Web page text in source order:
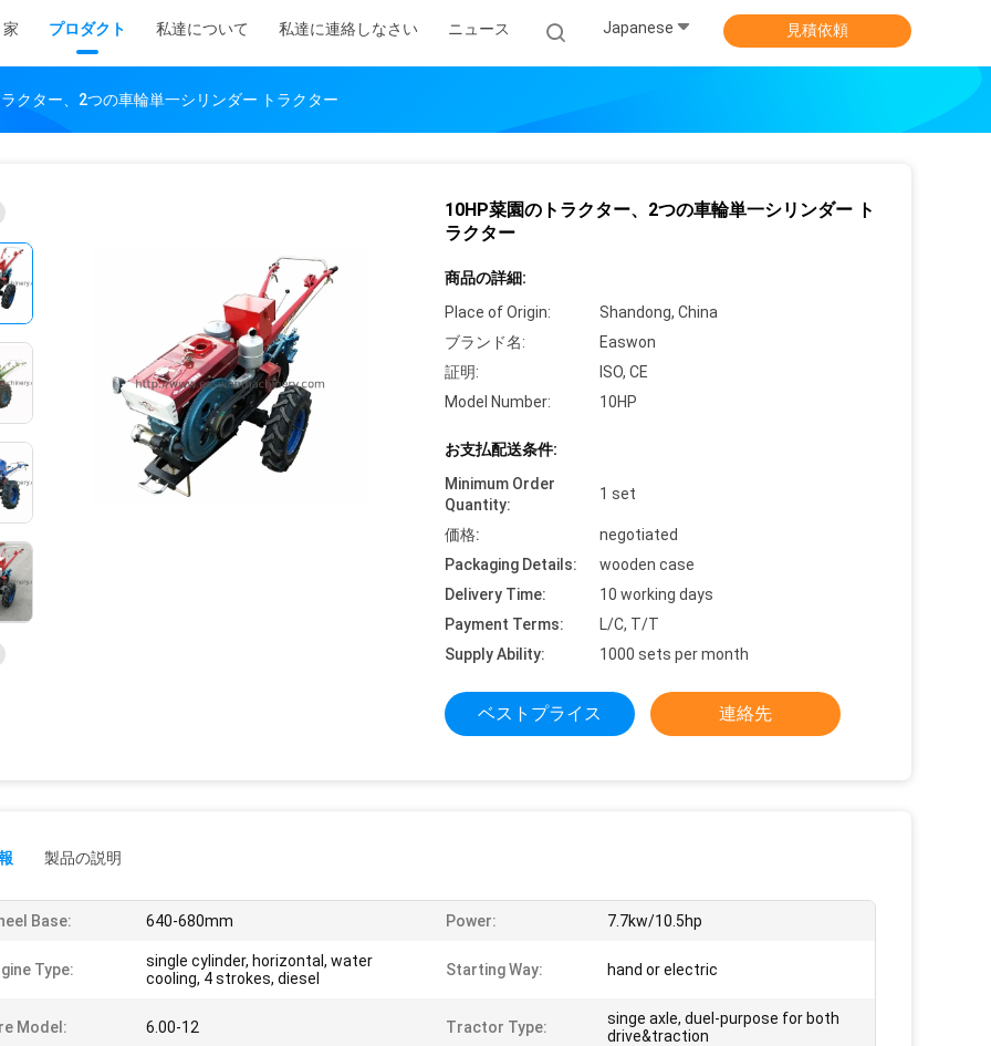
家 プロダクト 私達について 私達に連絡しなさい ニュース Japanese 見積依頼
クター、2つの車輪単一シリンダー トラクター
10HP菜園のトラクター、2つの車輪単一シリンダー ト
ラクター
商品の詳細:
Place of Origin:
Shandong, China
ブランド名:
Easwon
証明:
ISO, CE
Model Number:
10HP
お支払配送条件:
Minimum Order
Quantity:
1 set
価格:
negotiated
Packaging Details:
wooden case
Delivery Time:
10 working days
Payment Terms:
L/C, T/T
Supply Ability:
1000 sets per month
ベストプライス 連絡先
製品の説明
Base: 640-680mm Power: 7.7kw/10.5hp
Type:
single cylinder, horizontal, water
cooling, 4 strokes, diesel
Starting Way: hand or electric
Model: 6.00-12 Tractor Type:
singe axle, duel-purpose for both
drive&traction